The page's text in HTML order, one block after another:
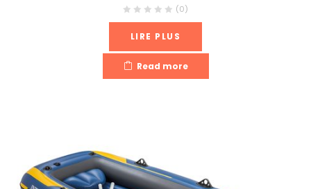
(0)
LIRE PLUS
Read more